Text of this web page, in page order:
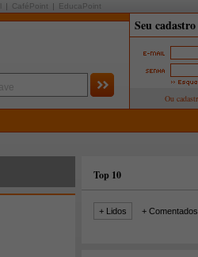
CaféPoint EducaPoint
Top 10
+ Lidos + Comentados